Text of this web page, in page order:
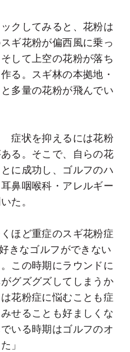
クしてみると、花粉は
ギ花粉が偏西風に乗っ
して上空の花粉が落ち
る。スギ林の本拠地・
多量の花粉が飛んでい
症状を抑えるには花粉
る。そこで、自らの花
に成功し、ゴルフのハ
鼻咽喉科・アレルギー
た。
ほど重症のスギ花粉症
きなゴルフができない
この時期にラウンドに
グズグズしてしまうか
花粉症に悩むことも症
せることも好ましくな
いる時期はゴルフのオ
」